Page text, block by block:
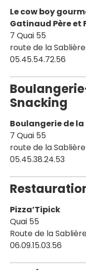
Le cow boy
Gatinaud Père et
7 Quai 55
route de la Sablière
05.45.54.72.56
Snacking
Boulangerie de la
7 Quai 55
route de la Sablière
05.45.38.24.53
Pizza’Tipick
Quai 55
Route de la
06.09.15.03.56